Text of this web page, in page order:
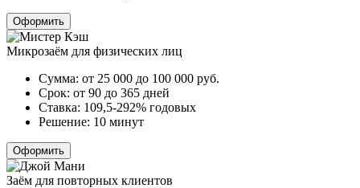
Оформить
Микрозаём для физических лиц
Сумма: от 25 000 до 100 000 руб.
Срок: от 90 до 365 дней
Ставка: 109,5-292% годовых
Решение: 10 минут
Оформить
Заём для повторных клиентов